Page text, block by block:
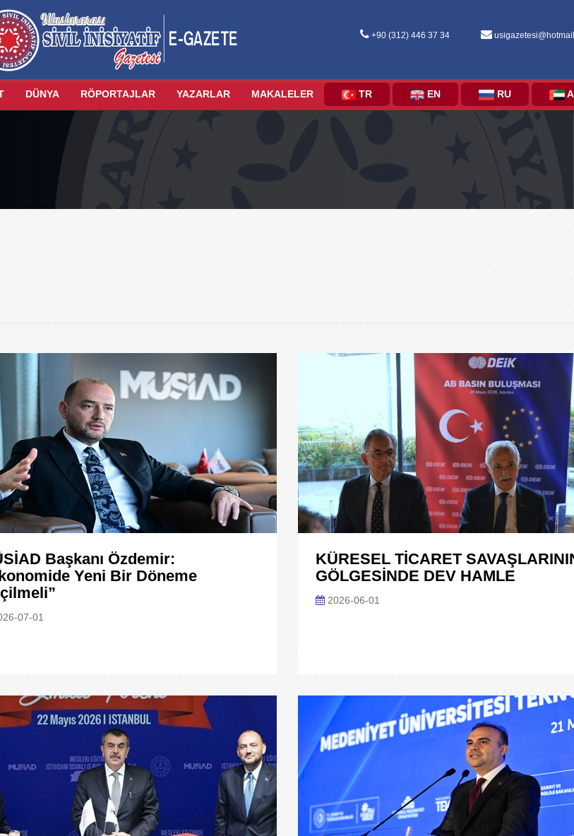
+90 (312) 446 37 34
DÜNYA RÖPORTAJLAR YAZARLAR MAKALELER TR EN RU
Başkanı Özdemir:
Yeni Bir Döneme
07-01
KÜRESEL TİCARET
GÖLGESİNDE DEV HAMLE
2026-06-01